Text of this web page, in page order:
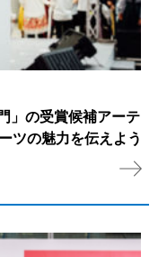
」の受賞候補アーテ
ツの魅力を伝えよう